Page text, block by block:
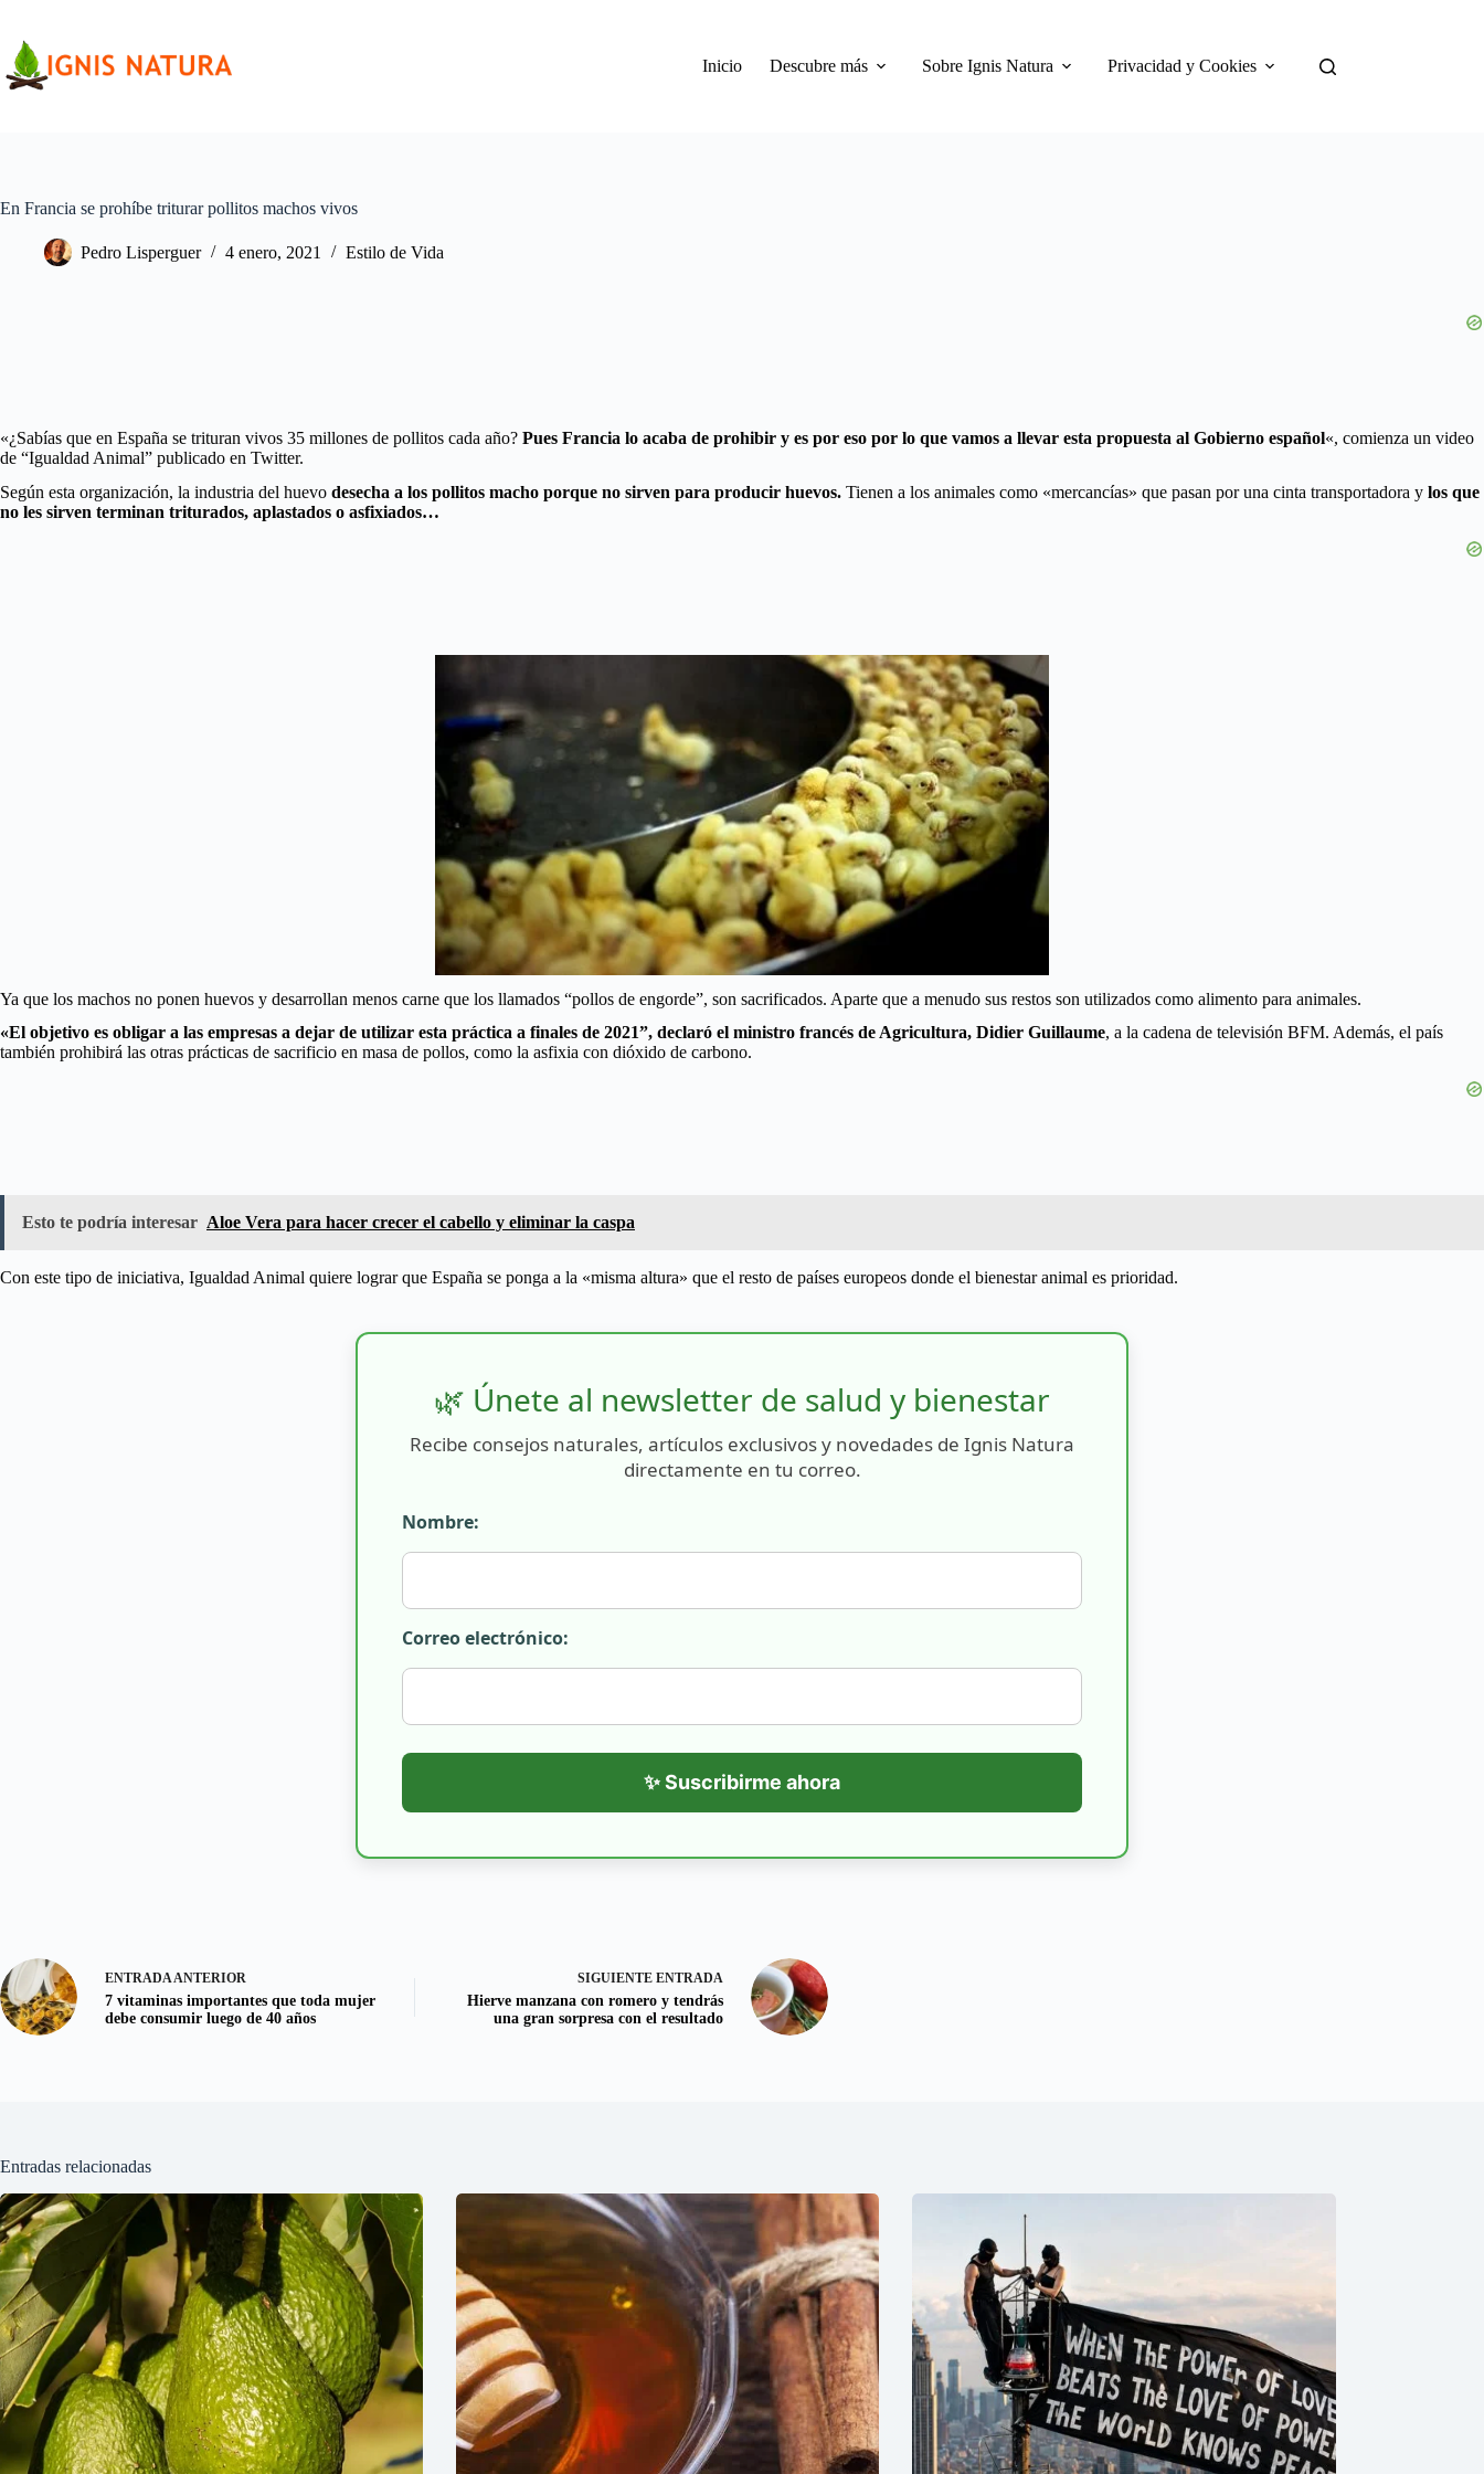
contenido
Inicio
Descubre más Sobre Ignis Natura Privacidad y Cookies
En Francia se prohíbe triturar pollitos machos vivos
Pedro Lisperguer 4 enero, 2021 Estilo de Vida
«¿Sabías que en España se trituran vivos 35 millones de pollitos cada año? Pues Francia lo acaba de prohibir y es por eso por lo que vamos a llevar esta propuesta al Gobierno español«, comienza un video
de “Igualdad Animal” publicado en Twitter.
Según esta organización, la industria del huevo desecha a los pollitos macho porque no sirven para producir huevos. Tienen a los animales como «mercancías» que pasan por una cinta transportadora y los que
no les sirven terminan triturados, aplastados o asfixiados…
Ya que los machos no ponen huevos y desarrollan menos carne que los llamados “pollos de engorde”, son sacrificados. Aparte que a menudo sus restos son utilizados como alimento para animales.
«El objetivo es obligar a las empresas a dejar de utilizar esta práctica a finales de 2021”, declaró el ministro francés de Agricultura, Didier Guillaume, a la cadena de televisión BFM. Además, el país
también prohibirá las otras prácticas de sacrificio en masa de pollos, como la asfixia con dióxido de carbono.
Esto te podría interesar Aloe Vera para hacer crecer el cabello y eliminar la caspa
Con este tipo de iniciativa, Igualdad Animal quiere lograr que España se ponga a la «misma altura» que el resto de países europeos donde el bienestar animal es prioridad.
🌿 Únete al newsletter de salud y bienestar
Recibe consejos naturales, artículos exclusivos y novedades de Ignis Natura
directamente en tu correo.
Nombre:
Correo electrónico:
✨ Suscribirme ahora
ENTRADAANTERIOR
7 vitaminas importantes que toda mujer
debe consumir luego de 40 años
SIGUIENTE ENTRADA
Hierve manzana con romero y tendrás
una gran sorpresa con el resultado
Entradas relacionadas